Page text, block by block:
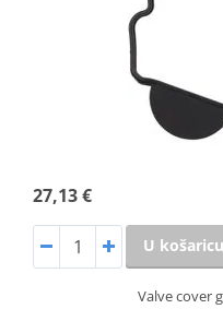
27,13 €
U košaricu
Valve cover